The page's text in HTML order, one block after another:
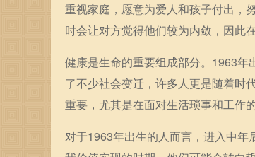
重视家庭，愿意为爱人和孩子付出，
时会让对方觉得他们较为内敛，因此
健康是生命的重要组成部分。1963
了不少社会变迁，许多人更是随着时
重要，尤其是在面对生活琐事和工作
对于1963年出生的人而言，进入中